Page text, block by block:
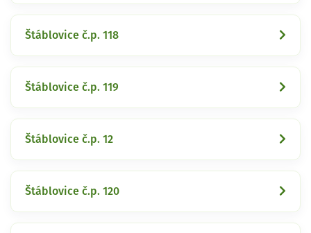
Štáblovice č.p. 118
Štáblovice č.p. 119
Štáblovice č.p. 12
Štáblovice č.p. 120